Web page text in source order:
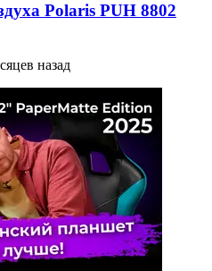
Polaris PUH 8802
назад